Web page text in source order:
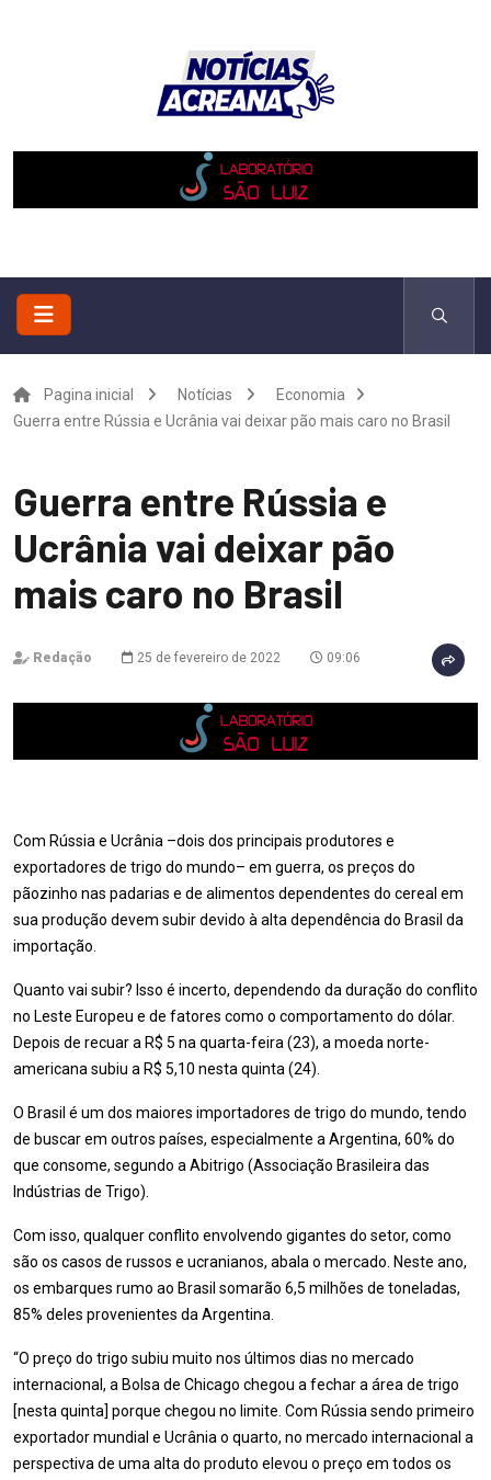
Pagina inicial Notícias
Economia
Guerra entre Rússia e Ucrânia vai deixar pão mais caro no Brasil
Guerra entre Rússia e
Ucrânia vai deixar pão
mais caro no Brasil
Redação 25 de fevereiro de 2022 09:06
Com Rússia e Ucrânia –dois dos principais produtores e
exportadores de trigo do mundo– em guerra, os preços do
pãozinho nas padarias e de alimentos dependentes do cereal em
sua produção devem subir devido à alta dependência do Brasil da
importação.
Quanto vai subir? Isso é incerto, dependendo da duração do conflito
no Leste Europeu e de fatores como o comportamento do dólar.
Depois de recuar a R$ 5 na quarta-feira (23), a moeda norte-
americana subiu a R$ 5,10 nesta quinta (24).
O Brasil é um dos maiores importadores de trigo do mundo, tendo
de buscar em outros países, especialmente a Argentina, 60% do
que consome, segundo a Abitrigo (Associação Brasileira das
Indústrias de Trigo).
Com isso, qualquer conflito envolvendo gigantes do setor, como
são os casos de russos e ucranianos, abala o mercado. Neste ano,
os embarques rumo ao Brasil somarão 6,5 milhões de toneladas,
85% deles provenientes da Argentina.
“O preço do trigo subiu muito nos últimos dias no mercado
internacional, a Bolsa de Chicago chegou a fechar a área de trigo
[nesta quinta] porque chegou no limite. Com Rússia sendo primeiro
exportador mundial e Ucrânia o quarto, no mercado internacional a
perspectiva de uma alta do produto elevou o preço em todos os